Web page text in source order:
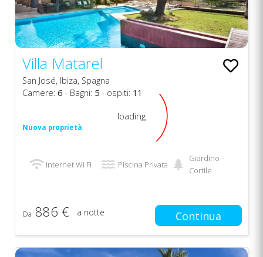
Villa Matarel
San José, Ibiza, Spagna
Camere: 6 - Bagni: 5 - ospiti: 11
Nuova proprietà
loading
Internet Wi Fi Piscina Privata
Giardino -
Cortile
Da 886 € a notte Continua